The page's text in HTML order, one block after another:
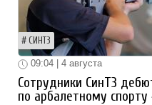
СИНТЗ
09:04 | 4 августа
Сотрудники СинТЗ
по арбалетному спорту